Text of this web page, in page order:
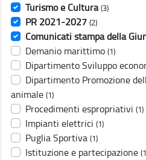
Turismo e Cultura (3)
PR 2021-2027 (2)
Comunicati stampa della
Demanio marittimo (1)
Dipartimento Sviluppo
Dipartimento Promozione
animale (1)
Procedimenti espropriativi (1)
Impianti elettrici (1)
Puglia Sportiva (1)
Istituzione e partecipazione